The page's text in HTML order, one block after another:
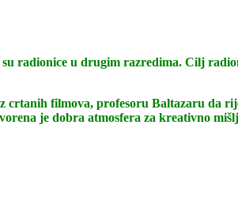
radionice u drugim razredima. Cilj
crtanih filmova, profesoru Baltazaru da
je dobra atmosfera za kreativno